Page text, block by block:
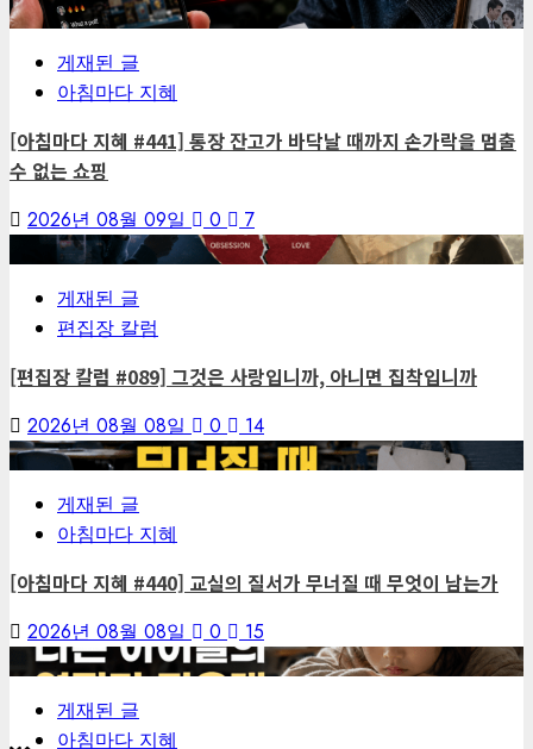
1
게재된 글
아침마다 지혜
[아침마다 지혜 #441] 통장 잔고가 바닥날 때까지 손가락을 멈출
수 없는 쇼핑
2026년 08월 09일 0
7
게재된 글
편집장 칼럼
[편집장 칼럼 #089] 그것은 사랑입니까, 아니면 집착입니까
2026년 08월 08일 0
14
3
게재된 글
아침마다 지혜
[아침마다 지혜 #440] 교실의 질서가 무너질 때 무엇이 남는가
2026년 08월 08일 0
15
게재된 글
아침마다 지혜